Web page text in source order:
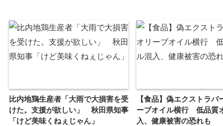
比内地鶏生産者「大雨で大損害を受
けた。支援が欲しい」 秋田県知事
「けど美味くねぇじゃん」
【食品】偽エクストラバ
ーブオイル横行 低品質
入、健康被害の恐れも